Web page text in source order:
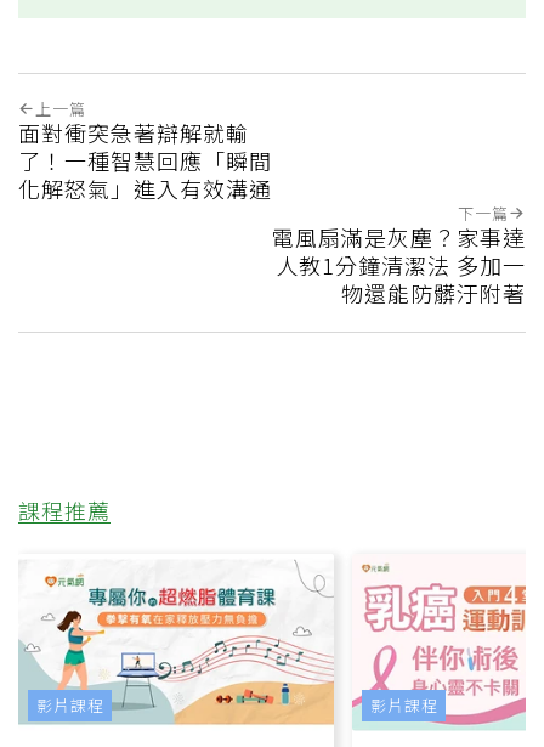
上一篇
面對衝突急著辯解就輸
了！一種智慧回應「瞬間
化解怒氣」進入有效溝通
下一篇
電風扇滿是灰塵？家事達
人教1分鐘清潔法 多加一
物還能防髒汙附著
課程推薦
影片課程 影片課程